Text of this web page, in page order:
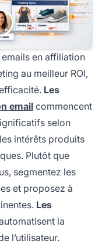
en affiliation
au meilleur ROI,
Les
email commencent
selon
intérêts produits
Plutôt que
segmentez les
et proposez à
Les
la
l’utilisateur.